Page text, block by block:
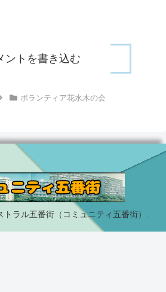
ントを書き込む
ボランティア花水木の会
ラル五番街（コミュニティ五番街）.